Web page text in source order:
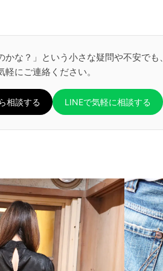
かな？」という小さな疑問や不安でも
軽にご連絡ください。
相談する LINEで気軽に相談する